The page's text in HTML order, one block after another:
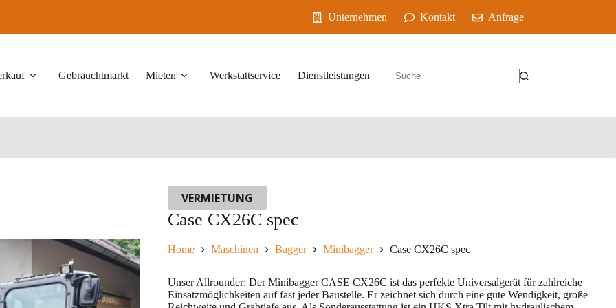
Unternehmen Kontakt Anfrage
Gebrauchtmarkt Mieten Werkstattservice Dienstleistungen
VERMIETUNG
Case CX26C spec
Home Maschinen Bagger Minibagger Case CX26C spec
Unser Allrounder: Der Minibagger CASE CX26C ist das perfekte Universalgerät für zahlreiche
Einsatzmöglichkeiten auf fast jeder Baustelle. Er zeichnet sich durch eine gute Wendigkeit, große